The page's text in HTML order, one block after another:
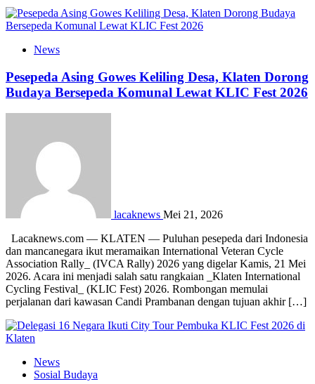
News
Pesepeda Asing Gowes Keliling Desa, Klaten Dorong
Budaya Bersepeda Komunal Lewat KLIC Fest 2026
lacaknews Mei 21, 2026
Lacaknews.com — KLATEN — Puluhan pesepeda dari Indonesia
dan mancanegara ikut meramaikan International Veteran Cycle
Association Rally_ (IVCA Rally) 2026 yang digelar Kamis, 21 Mei
2026. Acara ini menjadi salah satu rangkaian _Klaten International
Cycling Festival_ (KLIC Fest) 2026. Rombongan memulai
perjalanan dari kawasan Candi Prambanan dengan tujuan akhir […]
News
Sosial Budaya